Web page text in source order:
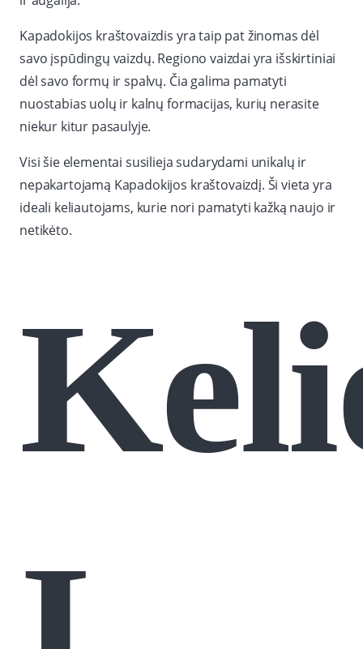
Kapadokijos kraštovaizdis yra taip pat žinomas dėl
savo įspūdingų vaizdų. Regiono vaizdai yra išskirtiniai
dėl savo formų ir spalvų. Čia galima pamatyti
nuostabias uolų ir kalnų formacijas, kurių nerasite
niekur kitur pasaulyje.
Visi šie elementai susilieja sudarydami unikalų ir
nepakartojamą Kapadokijos kraštovaizdį. Ši vieta yra
ideali keliautojams, kurie nori pamatyti kažką naujo ir
netikėto.